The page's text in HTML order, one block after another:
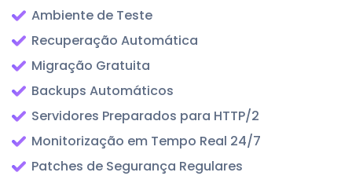
Ambiente de Teste
Recuperação Automática
Migração Gratuita
Backups Automáticos
Servidores Preparados para HTTP/2
Monitorização em Tempo Real 24/7
Patches de Segurança Regulares